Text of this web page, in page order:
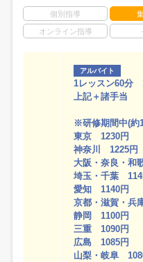
個別指導
オンライン指導
アルバイト
1レッスン60分
上記＋諸手当
※研修期間中(約
東京 1230円
神奈川 1225円
大阪・奈良・和
埼玉・千葉
愛知 1140円
京都・滋賀・兵
静岡 1100円
三重 1090円
広島 1085円
山梨・岐阜